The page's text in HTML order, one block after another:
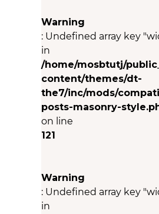
Warning
: Undefined array key
in
/home/mosbtutj/
content/themes/dt-
the7/inc/mods/
posts-masonry-
on line
121
Warning
: Undefined array key
in